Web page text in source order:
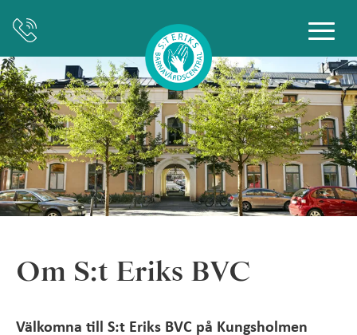
Om S:t Eriks BVC
Välkomna till S:t Eriks BVC på Kungsholmen